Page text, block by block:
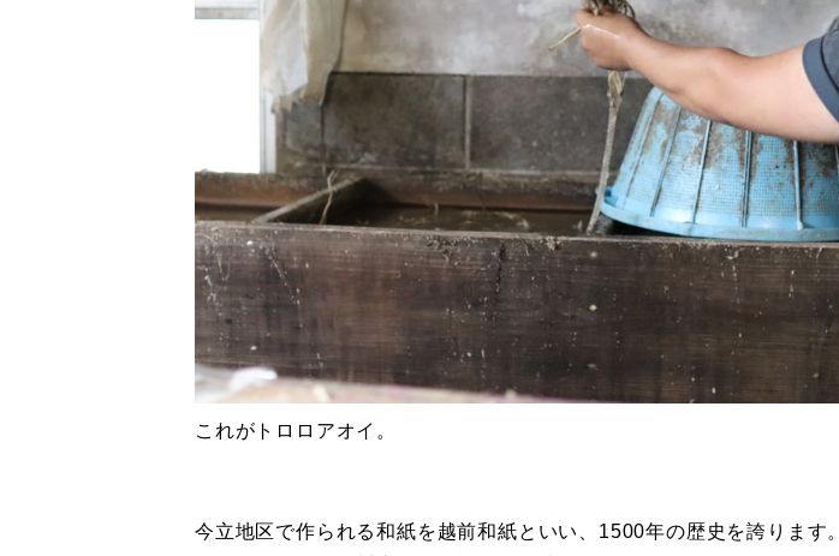
これがトロロアオイ。
今立地区で作られる和紙を越前和紙といい、1500年の歴史を誇ります。